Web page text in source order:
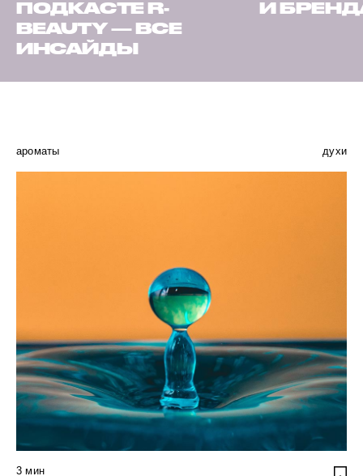
ПОДКАСТЕ R-
BEAUTY — ВСЕ
ИНСАЙДЫ
И
ароматы духи
3 мин